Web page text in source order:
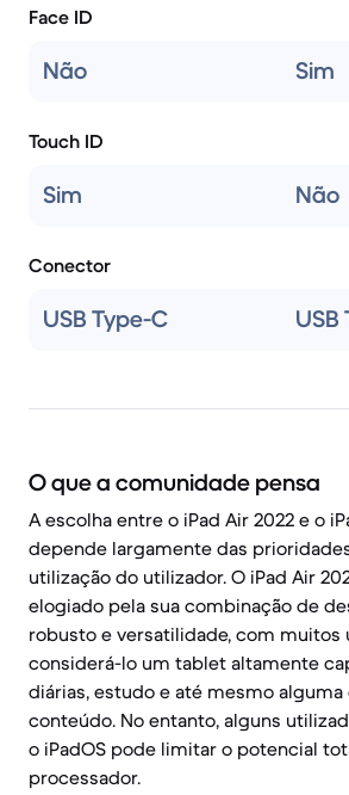
Face ID
Não Sim
Touch ID
Sim Não
Conector
USB Type-C USB
O que a comunidade pensa
A escolha entre o iPad Air 2022 e o
depende largamente das
utilização do utilizador. O iPad Air
elogiado pela sua combinação de
robusto e versatilidade, com muitos
considerá-lo um tablet altamente
diárias, estudo e até mesmo alguma
conteúdo. No entanto, alguns
o iPadOS pode limitar o potencial
processador.